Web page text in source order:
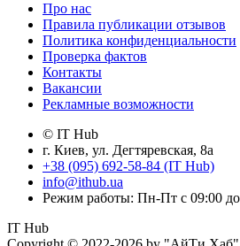
Про нас
Правила публикации отзывов
Политика конфиденциальности
Проверка фактов
Контакты
Вакансии
Рекламные возможности
© IT Hub
г. Киев, ул. Дегтяревская, 8а
+38 (095) 692-58-84 (IT Hub)
info@ithub.ua
Режим работы: Пн-Пт с 09:00
IT Hub